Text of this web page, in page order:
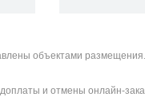
объектами
и отмены онлайн-